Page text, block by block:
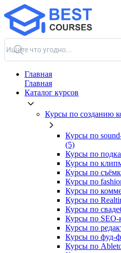
Главная
Главная
Каталог курсов
Курсы по созданию
Курсы по
(5)
Курсы по
Курсы по
Курсы по
Курсы по
Курсы по
Курсы по
Курсы по
Курсы по SEO-
Курсы по
Курсы по фуд-
Курсы по